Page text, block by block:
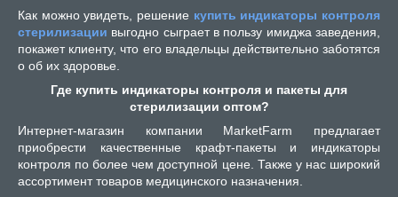
Как можно увидеть, решение купить индикаторы контроля
стерилизации выгодно сыграет в пользу имиджа заведения,
покажет клиенту, что его владельцы действительно заботятся
о об их здоровье.
Где купить индикаторы контроля и пакеты для
стерилизации оптом?
Интернет-магазин компании MarketFarm предлагает
приобрести качественные крафт-пакеты и индикаторы
контроля по более чем доступной цене. Также у нас широкий
ассортимент товаров медицинского назначения.